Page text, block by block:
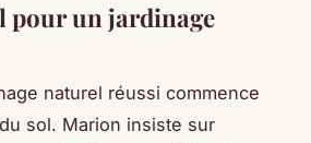
pour un jardinage
naturel réussi commence
sol. Marion insiste sur